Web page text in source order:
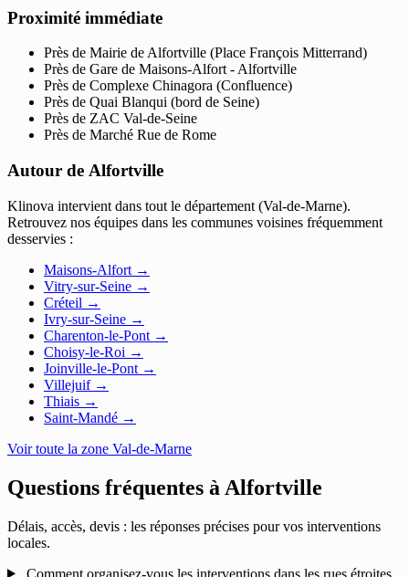
Proximité immédiate
Près de Mairie de Alfortville (Place François Mitterrand)
Près de Gare de Maisons-Alfort - Alfortville
Près de Complexe Chinagora (Confluence)
Près de Quai Blanqui (bord de Seine)
Près de ZAC Val-de-Seine
Près de Marché Rue de Rome
Autour de Alfortville
Klinova intervient dans tout le département (Val-de-Marne).
Retrouvez nos équipes dans les communes voisines fréquemment
desservies :
Maisons-Alfort →
Vitry-sur-Seine →
Créteil →
Ivry-sur-Seine →
Charenton-le-Pont →
Choisy-le-Roi →
Joinville-le-Pont →
Villejuif →
Thiais →
Saint-Mandé →
Voir toute la zone Val-de-Marne
Questions fréquentes à Alfortville
Délais, accès, devis : les réponses précises pour vos interventions
locales.
Comment organisez-vous les interventions dans les rues étroites